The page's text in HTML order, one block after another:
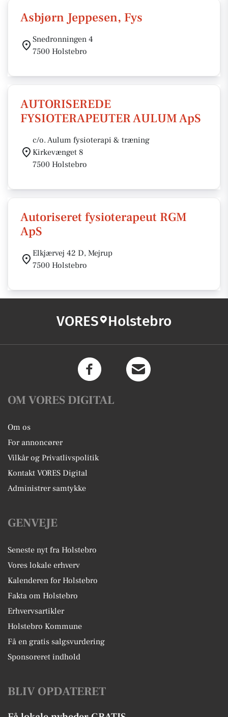
Asbjørn Jeppesen, Fys
Snedronningen 4
7500 Holstebro
AUTORISEREDE
FYSIOTERAPEUTER AULUM ApS
c/o. Aulum fysioterapi & træning
Kirkevænget 8
7500 Holstebro
Autoriseret fysioterapeut RGM
ApS
Elkjærvej 42 D, Mejrup
7500 Holstebro
VORES Holstebro
OM VORES DIGITAL
Om os
For annoncører
Vilkår og Privatlivspolitik
Kontakt VORES Digital
Administrer samtykke
GENVEJE
Seneste nyt fra Holstebro
Vores lokale erhverv
Kalenderen for Holstebro
Fakta om Holstebro
Erhvervsartikler
Holstebro Kommune
Få en gratis salgsvurdering
Sponsoreret indhold
BLIV OPDATERET